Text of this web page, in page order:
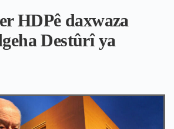
HDPê daxwaza
Destûrî ya